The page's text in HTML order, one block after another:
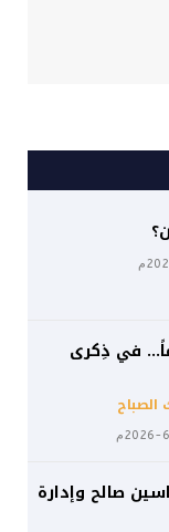
في ذِكرى
الصباح
صالح وإدارة